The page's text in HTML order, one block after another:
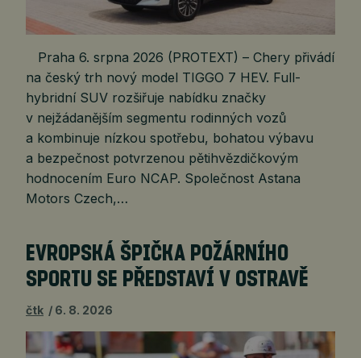
Praha 6. srpna 2026 (PROTEXT) – Chery přivádí
na český trh nový model TIGGO 7 HEV. Full-
hybridní SUV rozšiřuje nabídku značky
v nejžádanějším segmentu rodinných vozů
a kombinuje nízkou spotřebu, bohatou výbavu
a bezpečnost potvrzenou pětihvězdičkovým
hodnocením Euro NCAP. Společnost Astana
Motors Czech,…
EVROPSKÁ ŠPIČKA POŽÁRNÍHO
SPORTU SE PŘEDSTAVÍ V OSTRAVĚ
čtk 6. 8. 2026